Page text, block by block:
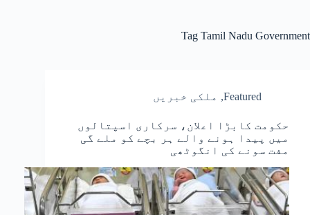
Tag Tamil Nadu Government
Featured
, ملکی خبریں
حکومت کابڑا اعلان، سرکاری اسپتالوں
میں پیدا ہونے والے ہر بچے کو ملے گی
مفت سونے کی انگوٹھی